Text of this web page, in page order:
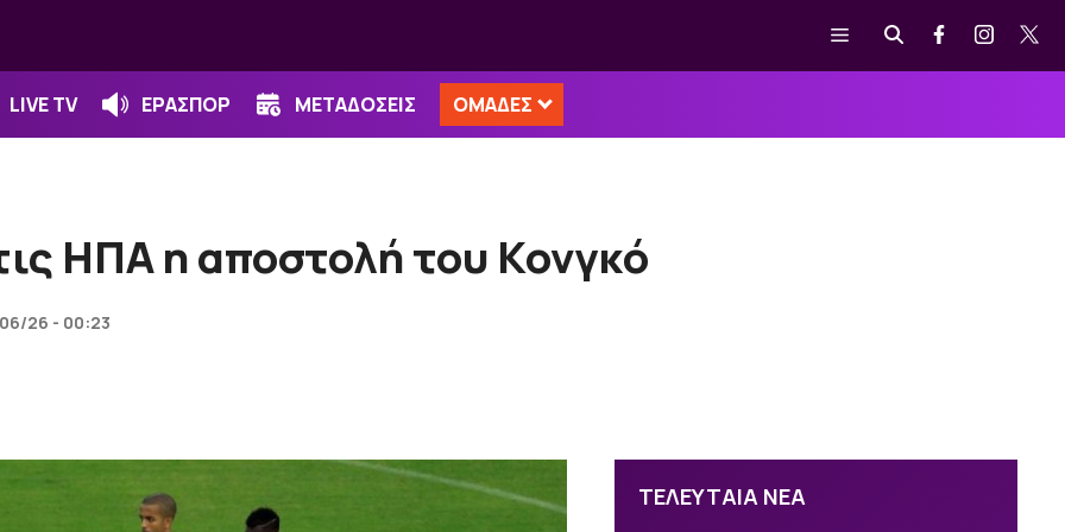
Μενού
LIVE TV ΕΡΑΣΠΟΡ ΜΕΤΑΔΟΣΕΙΣ ΟΜΑΔΕΣ
ΗΠΑ η αποστολή του Κονγκό
26 - 00:23
ΤΕΛΕΥΤΑΙΑ ΝΕΑ